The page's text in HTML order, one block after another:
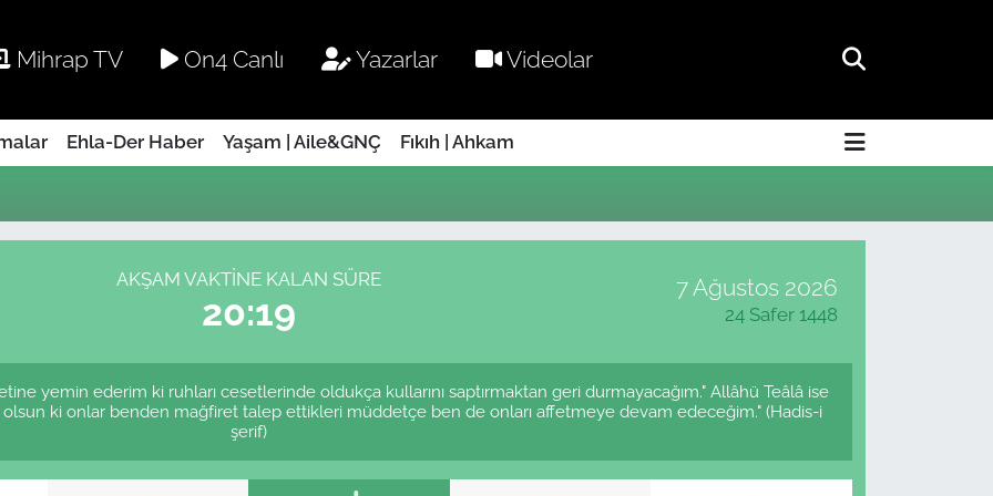
Mihrap TV On4 Canlı Yazarlar Videolar
Ehla-Der Haber Yaşam | Aile&GNÇ Fıkıh | Ahkam
AKŞAM VAKTINE KALAN SÜRE
20:19
7 Ağustos 2026
24 Safer 1448
yemin ederim ki ruhları cesetlerinde oldukça kullarını saptırmaktan geri durmayacağım." Allâhü Teâlâ ise
ki onlar benden mağfiret talep ettikleri müddetçe ben de onları affetmeye devam edeceğim." (Hadis-i
şerif)